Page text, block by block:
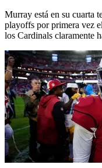
Murray está en su cuarta
playoffs por primera vez
los Cardinals claramente